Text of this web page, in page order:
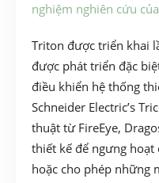
nghiệm nghiên cứu
Triton được triển khai
được phát triển đặc
điều khiển hệ thống
Schneider Electric’s
thuật từ FireEye,
thiết kế để ngưng
hoặc cho phép những